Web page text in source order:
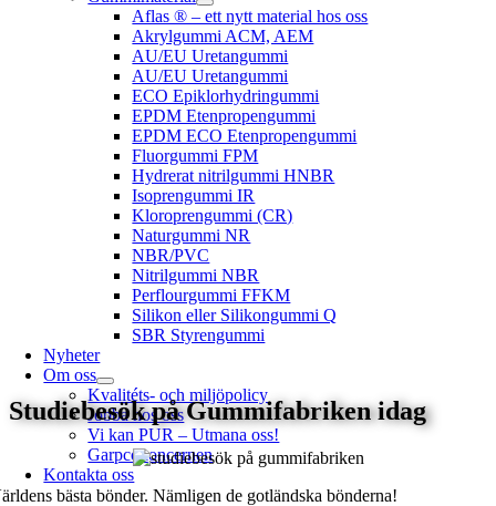
Aflas ® – ett nytt material hos oss
Akrylgummi ACM, AEM
AU/EU Uretangummi
AU/EU Uretangummi
ECO Epiklorhydringummi
EPDM Etenpropengummi
EPDM ECO Etenpropengummi
Fluorgummi FPM
Hydrerat nitrilgummi HNBR
Isoprengummi IR
Kloroprengummi (CR)
Naturgummi NR
NBR/PVC
Nitrilgummi NBR
Perflourgummi FFKM
Silikon eller Silikongummi Q
SBR Styrengummi
Nyheter
Om oss
Kvalitéts- och miljöpolicy
Jobba hos oss
Vi kan PUR – Utmana oss!
Garpcokoncernen
Kontakta oss
Studiebesök på Gummifabriken idag
bästa bönder. Nämligen de gotländska bönderna!